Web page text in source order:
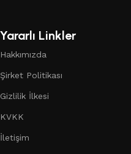
Yararlı Linkler
Hakkımızda
Şirket Politikası
Gizlilik İlkesi
KVKK
İletişim